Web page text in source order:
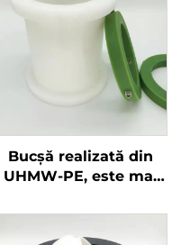
Bucșă realizată din
UHMW-PE, este mai
ușor de înlocuit și
reduce costurile.